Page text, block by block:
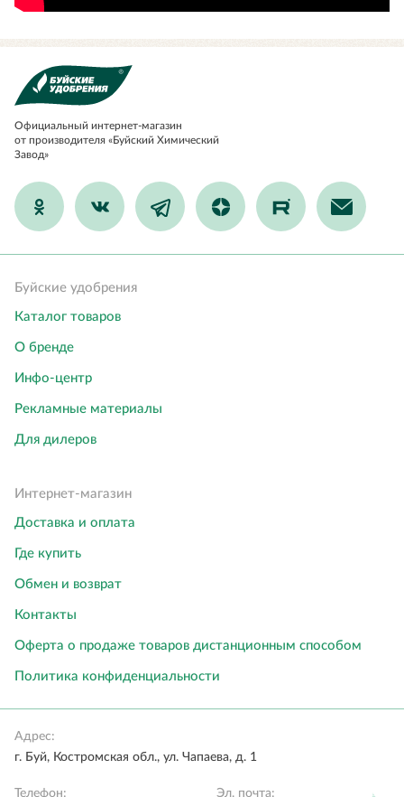
Официальный интернет-магазин
от производителя «Буйский Химический
Завод»
Буйские удобрения
Каталог товаров
О бренде
Инфо-центр
Рекламные материалы
Для дилеров
Интернет-магазин
Доставка и оплата
Где купить
Обмен и возврат
Контакты
Оферта о продаже товаров дистанционным способом
Политика конфиденциальности
Адрес:
г. Буй, Костромская обл., ул. Чапаева, д. 1
Телефон: Эл. почта: